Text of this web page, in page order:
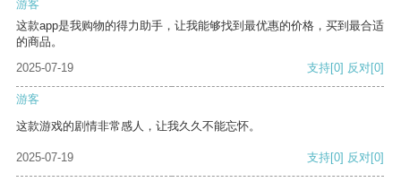
游客
这款app是我购物的得力助手，让我能够找到最优惠的价格，买到最合适
的商品。
2025-07-19
支持[0] 反对[0]
游客
这款游戏的剧情非常感人，让我久久不能忘怀。
2025-07-19 支持[0] 反对[0]